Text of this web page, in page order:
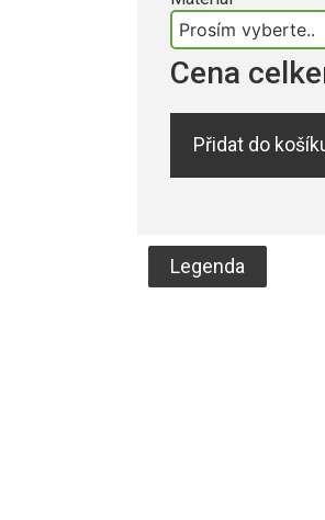
Cena
Přidat do
Legenda